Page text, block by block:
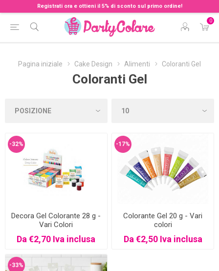
Registrati ora e ottieni il 5% di sconto sul primo ordine!
0
Pagina iniziale Cake Design Alimenti Coloranti Gel
Coloranti Gel
-32%
Decora Gel Colorante 28 g -
Vari Colori
Da €2,70 Iva inclusa
-17%
Colorante Gel 20 g - Vari
colori
Da €2,50 Iva inclusa
-33%